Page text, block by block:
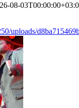
08-
uploads/